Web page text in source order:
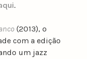
.
(2013), o
com a edição
um jazz